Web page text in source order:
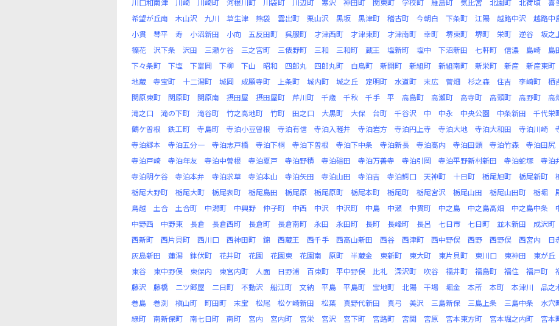
川口和南津
川崎 川崎町 河根川町 川袋町 川辺町 寒沢 神田町 関東町 学校町 雁島町 気比宮 北園町 北荷頃 喜
希望が丘南
木山沢 九川 草生津 熊袋 雲出町 栗山沢 黒坂 黒津町 稽古町 今朝白 下条町 江陽 越路中沢 越路中
小貫
琴平 寿 小沼新田 小向 五反田町 呉服町 才津西町 才津東町 才津南町 幸町 堺東町 堺町 栄町 逆谷 坂之
篠花
沢下条 沢田 三瀬ケ谷 三之宮町 三俵野町 三和 三和町 蔵王 塩新町 塩中 下沼新田 七軒町 信濃 島崎 島
下々条町
下塩 下富岡 下柳 下山 昭和 四郎丸 四郎丸町 白鳥町 新開町 新組町 新組南町 新栄町 新産 新産東町
地蔵
寺宝町 十二潟町 城岡 成願寺町 上条町 城内町 城之丘 定明町 水道町 末広 菅畑 杉之森 住吉 李崎町 栖
関原東町
関原町 関原南 摂田屋 摂田屋町 芹川町 千歳 千秋 千手 平 高島町 高瀬町 高寺町 高頭町 高野町 高
滝之口
滝の下町 滝谷町 竹之高地町 竹町 田之口 大黒町 大保 台町 千谷沢 中 中永 中央公園 中条新田 千代栄
鶴ケ曽根
鉄工町 寺島町 寺泊小豆曽根 寺泊有信 寺泊入軽井 寺泊岩方 寺泊円上寺 寺泊大地 寺泊大和田 寺泊川崎
寺泊郷本
寺泊五分一 寺泊志戸橋 寺泊下桐 寺泊下曽根 寺泊下中条 寺泊新長 寺泊高内 寺泊田頭 寺泊竹森 寺泊田尻
寺泊戸崎
寺泊年友 寺泊中曽根 寺泊夏戸 寺泊野積 寺泊硲田 寺泊万善寺 寺泊引岡 寺泊平野新村新田 寺泊蛇塚 寺泊
寺泊明ケ谷
寺泊本弁 寺泊求草 寺泊本山 寺泊矢田 寺泊山田 寺泊吉 寺泊鰐口 天神町 十日町 栃尾旭町 栃尾新町
栃尾大野町
栃尾大町 栃尾表町 栃尾島田 栃尾原 栃尾原町 栃尾本町 栃尾町 栃尾宮沢 栃尾山田 栃尾山田町 栃堀
鳥越
土合 土合町 中潟町 中興野 仲子町 中西 中沢 中沢町 中島 中瀬 中貫町 中之島 中之島高畑 中之島中条
中野西
中野東 長倉 長倉西町 長倉町 長倉南町 永田 永田町 長町 長峰町 長呂 七日市 七日町 並木新田 成沢町
西新町
西片貝町 西川口 西神田町 錦 西蔵王 西千手 西高山新田 西谷 西津町 西中野俣 西野 西野俣 西宮内 日
灰島新田
蓮潟 鉢伏町 花井町 花園 花園東 花園南 原町 半蔵金 東新町 東大町 東片貝町 東川口 東神田 東が丘
東谷
東中野俣 東保内 東宮内町 人面 日野浦 百束町 平中野俣 比礼 深沢町 吹谷 福井町 福島町 福住 福戸町
藤沢
藤橋 二ツ郷屋 二日町 不動沢 船江町 文納 平島 平島町 宝地町 北陽 干場 堀金 本所 本町 本津川 品之
巻島
巻渕 槇山町 町田町 末宝 松尾 松ケ崎新田 松葉 真野代新田 真弓 美沢 三島新保 三島上条 三島中条 水穴
緑町
南新保町 南七日町 南町 宮内 宮内町 宮栄 宮沢 宮下町 宮路町 宮関 宮原 宮本東方町 宮本堀之内町 宮本